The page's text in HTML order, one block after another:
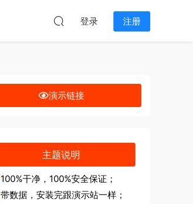
登录 注册
演示链接
主题说明
100%干净，100%安全保证；
带数据，安装完跟演示站一样；